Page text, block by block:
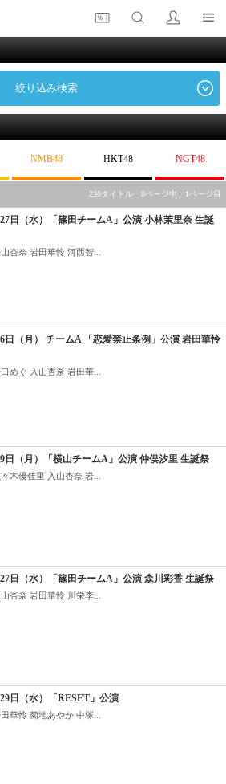
絞り込み検索
NMB48 HKT48 NGT48
236タイトル 8ページ中 1ページ目
日（水）「篠田チームA」公演 小林茉里奈 生誕
杏奈 岩田華怜 河西智...
日（月） チームA 「恋愛禁止条例」公演 岩田華怜
めぐ 入山杏奈 岩田華...
日（月）「横山チームA」公演 仲俣汐里 生誕祭
木優佳里 入山杏奈 岩...
日（水）「篠田チームA」公演 森川彩香 生誕祭
杏奈 岩田華怜 川栄李...
日（水）「RESET」公演
華怜 菊地あやか 中塚...